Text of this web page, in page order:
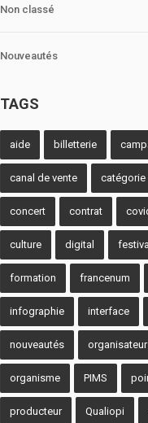
Non classé
Nouveautés
TAGS
aide billetterie
canal de vente catégorie
concert contrat
culture digital festival
formation francenum
infographie interface
nouveautés organisateur
organisme PIMS
producteur Qualiopi